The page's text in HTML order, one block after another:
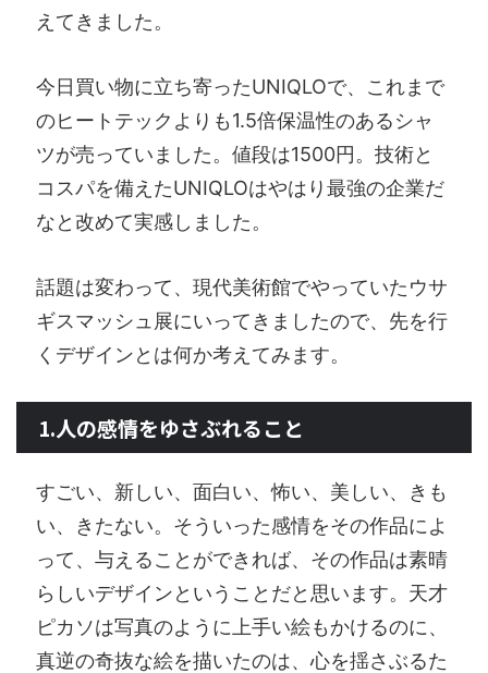
えてきました。
今日買い物に立ち寄ったUNIQLOで、これまで
のヒートテックよりも1.5倍保温性のあるシャ
ツが売っていました。値段は1500円。技術と
コスパを備えたUNIQLOはやはり最強の企業だ
なと改めて実感しました。
話題は変わって、現代美術館でやっていたウサ
ギスマッシュ展にいってきましたので、先を行
くデザインとは何か考えてみます。
1.人の感情をゆさぶれること
すごい、新しい、面白い、怖い、美しい、きも
い、きたない。そういった感情をその作品によ
って、与えることができれば、その作品は素晴
らしいデザインということだと思います。天才
ピカソは写真のように上手い絵もかけるのに、
真逆の奇抜な絵を描いたのは、心を揺さぶるた